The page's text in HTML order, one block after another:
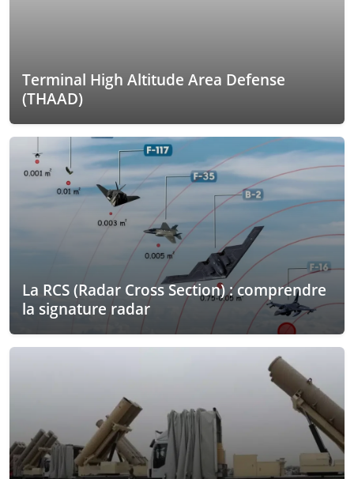
Terminal High Altitude Area Defense
(THAAD)
La RCS (Radar Cross Section) : comprendre
la signature radar